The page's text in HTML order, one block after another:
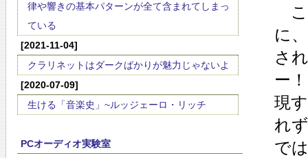
律や響きの基本パターンが全て含まれてしまっ
ている
[2021-11-04]
クラリネットはダークばかりが魅力じゃないよ
[2020-07-09]
生ける「音楽史」~ルッジェーロ・リッチ
PCオーディオ実験室
こ
に
さ
ー
現
れ
で